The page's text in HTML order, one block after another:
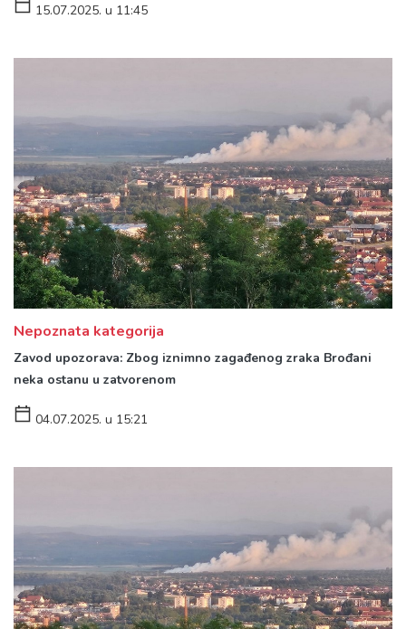
15.07.2025. u 11:45
Nepoznata kategorija
Zavod upozorava: Zbog iznimno zagađenog zraka Brođani
neka ostanu u zatvorenom
04.07.2025. u 15:21